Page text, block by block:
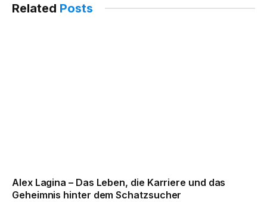
Related Posts
Alex Lagina – Das Leben, die Karriere und das
Geheimnis hinter dem Schatzsucher